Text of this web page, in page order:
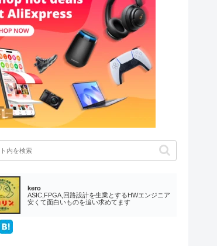
kero
ASIC,FPGA,回路設計を生業とするHWエンジニア
安くて面白いものを追い求めてます